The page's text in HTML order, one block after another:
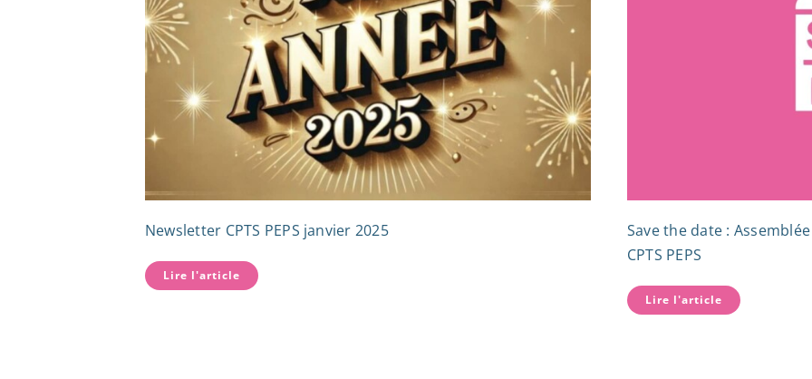
Newsletter CPTS PEPS janvier 2025
Lire l'article
Save the date :
CPTS PEPS
Lire l'article